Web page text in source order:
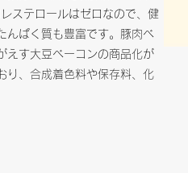
ステロールはゼロなので、健
んぱく質も豊富です。豚肉ベ
えす大豆ベーコンの商品化が
り、合成着色料や保存料、化